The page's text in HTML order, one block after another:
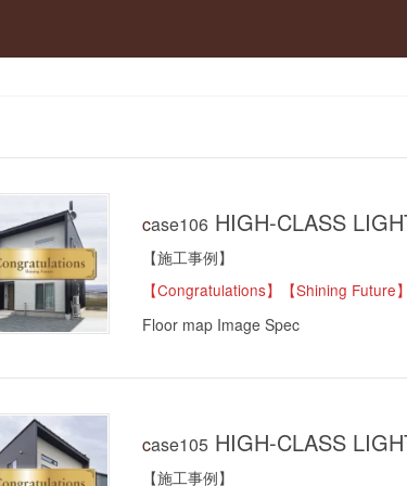
case106 HIGH-CLASS
【施工事例】
【Congratulations】【Shining Future】
Floor map Image Spec
case105 HIGH-CLASS
【施工事例】